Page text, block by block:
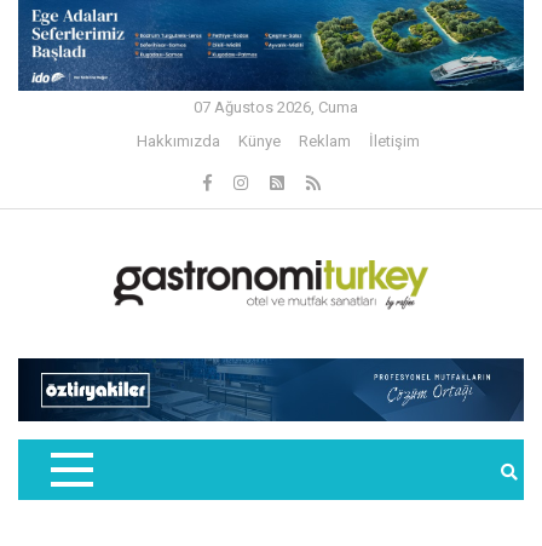
07 Ağustos 2026, Cuma
Hakkımızda
Künye Reklam İletişim